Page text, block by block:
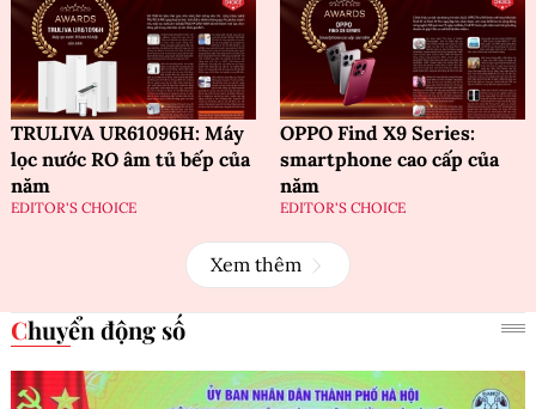
TRULIVA UR61096H: Máy
lọc nước RO âm tủ bếp của
năm
EDITOR'S CHOICE
OPPO Find X9 Series:
smartphone cao cấp của
năm
EDITOR'S CHOICE
Xem thêm
Chuyển động số